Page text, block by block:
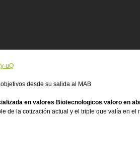
uQ
desde su salida al MAB
en valores Biotecnologicos valoro en
de la cotización actual y el triple que valía en el